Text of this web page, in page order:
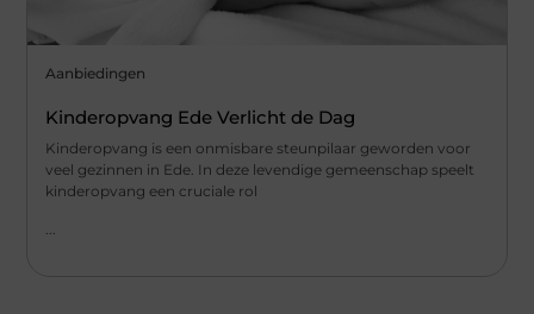
Aanbiedingen
Kinderopvang Ede Verlicht de Dag
Kinderopvang is een onmisbare steunpilaar geworden voor
veel gezinnen in Ede. In deze levendige gemeenschap speelt
kinderopvang een cruciale rol
...